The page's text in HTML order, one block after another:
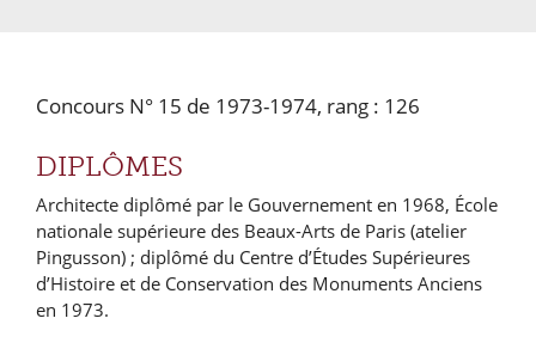
Concours N° 15 de 1973-1974, rang : 126
DIPLÔMES
Architecte diplômé par le Gouvernement en 1968, École
nationale supérieure des Beaux-Arts de Paris (atelier
Pingusson) ; diplômé du Centre d’Études Supérieures
d’Histoire et de Conservation des Monuments Anciens
en 1973.